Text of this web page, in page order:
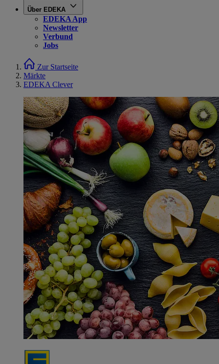
Über EDEKA
EDEKA App
Newsletter
Verbund
Jobs
Zur Startseite
Märkte
EDEKA Clever